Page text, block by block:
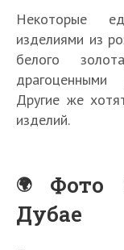
Некоторые
изделиями из
белого
Другие же
изделий.
Фото
Дубае